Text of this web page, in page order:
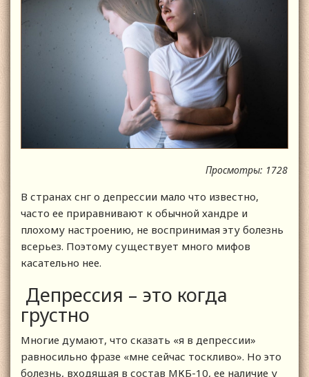
Просмотры: 1728
В странах снг о депрессии мало что известно,
часто ее приравнивают к обычной хандре и
плохому настроению, не воспринимая эту болезнь
всерьез. Поэтому существует много мифов
касательно нее.
Депрессия – это когда
грустно
Многие думают, что сказать «я в депрессии»
равносильно фразе «мне сейчас тоскливо». Но это
болезнь, входящая в состав МКБ-10, ее наличие у